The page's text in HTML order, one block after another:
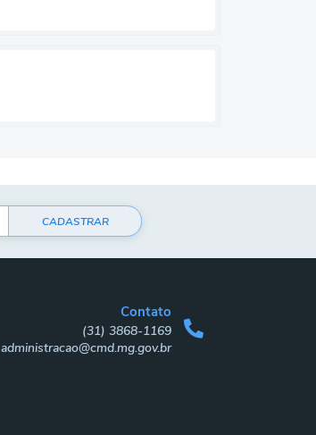
CADASTRAR
Contato
(31) 3868-1169
administracao@cmd.mg.gov.br